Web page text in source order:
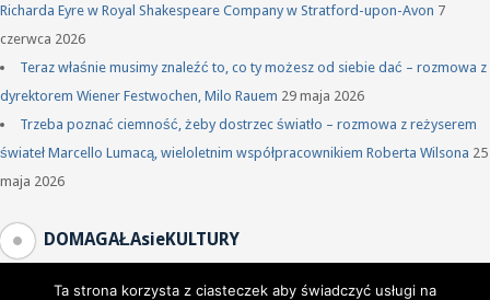
Richarda Eyre w Royal Shakespeare Company w Stratford-upon-Avon 7
czerwca 2026
Teraz właśnie musimy znaleźć to, co ty możesz od siebie dać – rozmowa z
dyrektorem Wiener Festwochen, Milo Rauem 29 maja 2026
Trzeba poznać ciemność, żeby dostrzec światło – rozmowa z reżyserem
świateł Marcello Lumacą, wieloletnim współpracownikiem Roberta Wilsona 25
maja 2026
DOMAGAŁAsieKULTURY
Ta strona korzysta z ciasteczek aby świadczyć usługi na